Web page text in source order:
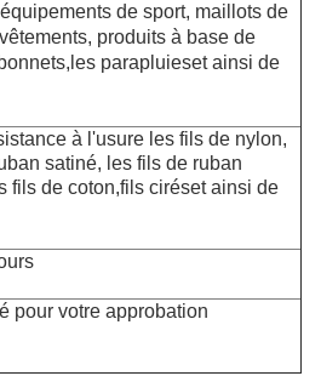
équipements de sport, maillots de
produits à base de
les parapluieset ainsi de
à l'usure les fils de nylon,
satiné, les fils de ruban
fils de coton,fils ciréset ainsi de
pour votre approbation